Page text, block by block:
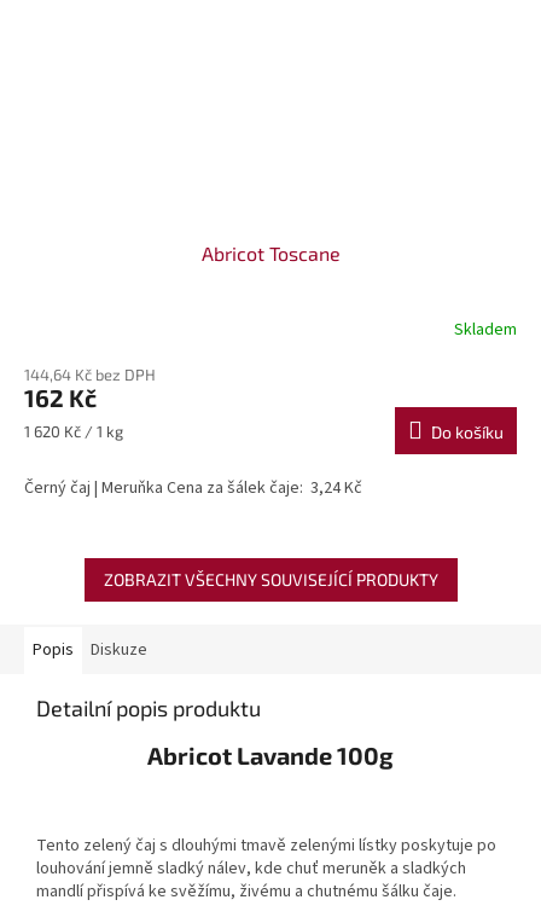
Abricot Toscane
Skladem
144,64 Kč bez DPH
162 Kč
Měrná
1 620 Kč / 1 kg Do košíku
Černý čaj | Meruňka Cena za šálek čaje: 3,24 Kč
ZOBRAZIT VŠECHNY SOUVISEJÍCÍ PRODUKTY
Popis Diskuze
Detailní popis produktu
Abricot Lavande 100g
Tento zelený čaj s dlouhými tmavě zelenými lístky poskytuje po
louhování jemně sladký nálev, kde chuť meruněk a sladkých
mandlí přispívá ke svěžímu, živému a chutnému šálku čaje.